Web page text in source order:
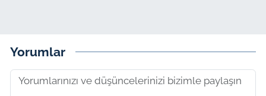
Yorumlar